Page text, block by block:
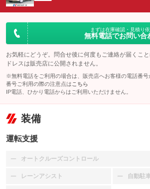
まずは在庫確認・見積り
無料電話でお問い合
お気軽にどうぞ。問合せ後に何度もご連絡が届くこ
ドレスは販売店に公開されません。
※無料電話をご利用の場合は、販売店へお客様の電話番
番号ご利用の際の注意点は こちら
IP電話、ひかり電話からはご利用いただけません。
装備
運転支援
オートクルーズコントロール
：装備なし
レーンアシスト
：装備なし 自動駐
：装備